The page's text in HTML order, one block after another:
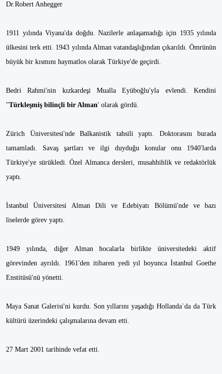
Dr.Robert Anhegger
1911 yılında Viyana'da doğdu. Nazilerle anlaşamadığı için 1935 yılında
ülkesini terk etti. 1943 yılında Alman vatandaşlığından çıkarıldı. Ömrünün
büyük bir kısmını haymatlos olarak Türkiye'de geçirdi.
Bedri Rahmi'nin kızkardeşi Mualla Eyüboğlu'yla evlendi. Kendini
"Türkleşmiş bilinçli bir Alman' olarak gördü.
Zürich Üniversitesi'nde Balkanistik tahsili yaptı. Doktorasını burada
tamamladı. Savaş şartları ve ilgi duyduğu konular onu 1940'larda
Türkiye'ye sürükledi. Özel Almanca dersleri, musahhihlik ve redaktörlük
yaptı.
İstanbul Üniversitesi Alman Dili ve Edebiyatı Bölümü'nde ve bazı
liselerde görev yaptı.
1949 yılında, diğer Alman hocalarla birlikte üniversitedeki aktif
görevinden ayrıldı. 1961'den itibaren yedi yıl boyunca İstanbul Goethe
Enstitüsü'nü yönetti.
Maya Sanat Galerisi'ni kurdu. Son yıllarını yaşadığı Hollanda`da da Türk
kültürü üzerindeki çalışmalarına devam etti.
27 Mart 2001 tarihinde vefat etti.